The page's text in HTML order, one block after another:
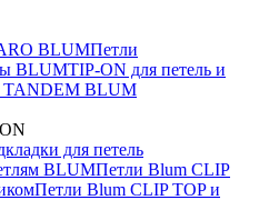
BLUMПетли
BLUMTIP-ON для петель и
TANDEM BLUM
для петель
BLUMПетли Blum CLIP
Петли Blum CLIP TOP и